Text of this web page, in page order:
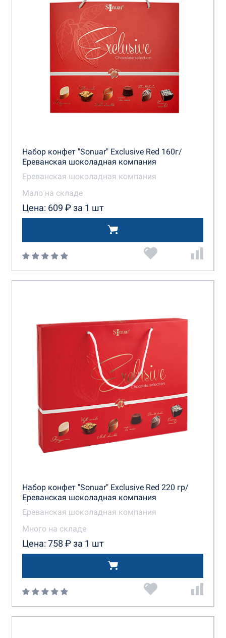
Набор конфет "Sonuar" Exclusive Red 160г/
Ереванская шоколадная компания
Ереванская шоколадная компания
Мало на складе
Цена: 609 ₽ за 1 шт
Набор конфет "Sonuar" Exclusive Red 220 гр/
Ереванская шоколадная компания
Ереванская шоколадная компания
Много на складе
Цена: 758 ₽ за 1 шт